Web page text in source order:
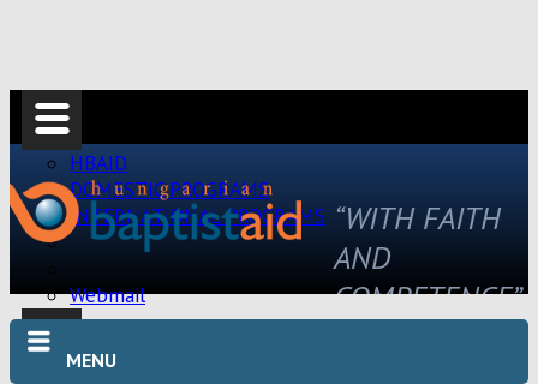
HBAID
DOMESTIC PROGRAMS
INTERNATIONAL PROGRAMS
Webmail
“WITH FAITH
AND
COMPETENCE”
MENU